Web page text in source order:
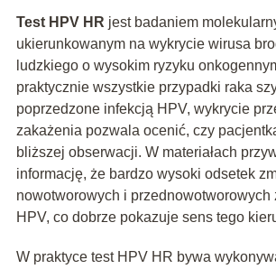
Test HPV HR jest badaniem
ukierunkowanym na wykrycie wirusa
ludzkiego o wysokim ryzyku
praktycznie wszystkie przypadki raka
poprzedzone infekcją HPV, wykrycie
zakażenia pozwala ocenić, czy
bliższej obserwacji. W materiałach
informację, że bardzo wysoki odsetek
nowotworowych i przednowotworowych
HPV, co dobrze pokazuje sens tego
W praktyce test HPV HR bywa